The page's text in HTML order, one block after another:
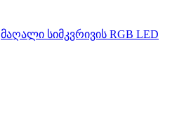
მაღალი სიმკვრივის RGB LED